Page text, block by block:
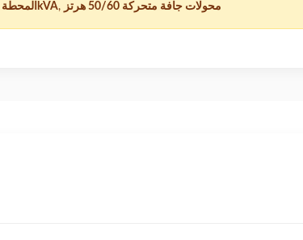
المحطة الفرعية للمحولات التعدينية 100kVA, محولات جافة متحركة 50/60 هرتز